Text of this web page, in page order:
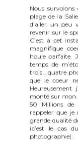
Nous
plage de la
d’aller un peu
revenir sur le
C’est à cet
magnifique
houle parfaite.
temps de
trois… quatre
que le coeur
monté sur mon
50 Millions de
rappeler que je
grande qualité
(c’est le cas
photographie).